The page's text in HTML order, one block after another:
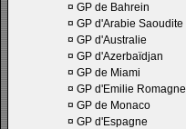
¤ GP de Bahrein
¤ GP d'Arabie Saoudite
¤ GP d'Australie
¤ GP d'Azerbaïdjan
¤ GP de Miami
¤ GP d'Emilie Romagne
¤ GP de Monaco
¤ GP d'Espagne